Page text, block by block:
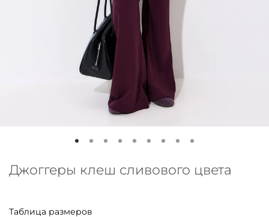
Джоггеры клеш сливового цвета
Таблица размеров